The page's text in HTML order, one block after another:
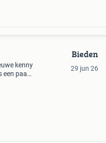
kenny
een paar
Bieden
29 jun 26